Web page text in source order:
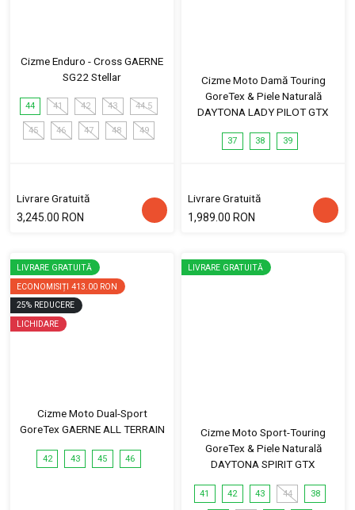
Cizme Enduro - Cross GAERNE
SG22 Stellar
44 41 42 43 44.5
45 46 47 48 49
Livrare Gratuită
3,245.00 RON
Cizme Moto Damă Touring
GoreTex & Piele Naturală
DAYTONA LADY PILOT GTX
37 38 39
Livrare Gratuită
1,989.00 RON
LIVRARE GRATUITĂ
ECONOMISIȚI 413.00 RON
25% REDUCERE
LICHIDARE
Cizme Moto Dual-Sport
GoreTex GAERNE ALL TERRAIN
42 43 45 46
LIVRARE GRATUITĂ
Cizme Moto Sport-Touring
GoreTex & Piele Naturală
DAYTONA SPIRIT GTX
41 42 43 44 38